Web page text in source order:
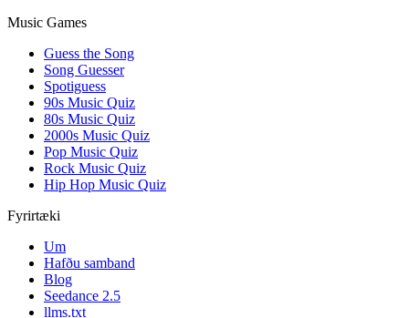
Music Games
Guess the Song
Song Guesser
Spotiguess
90s Music Quiz
80s Music Quiz
2000s Music Quiz
Pop Music Quiz
Rock Music Quiz
Hip Hop Music Quiz
Fyrirtæki
Um
Hafðu samband
Blog
Seedance 2.5
llms.txt